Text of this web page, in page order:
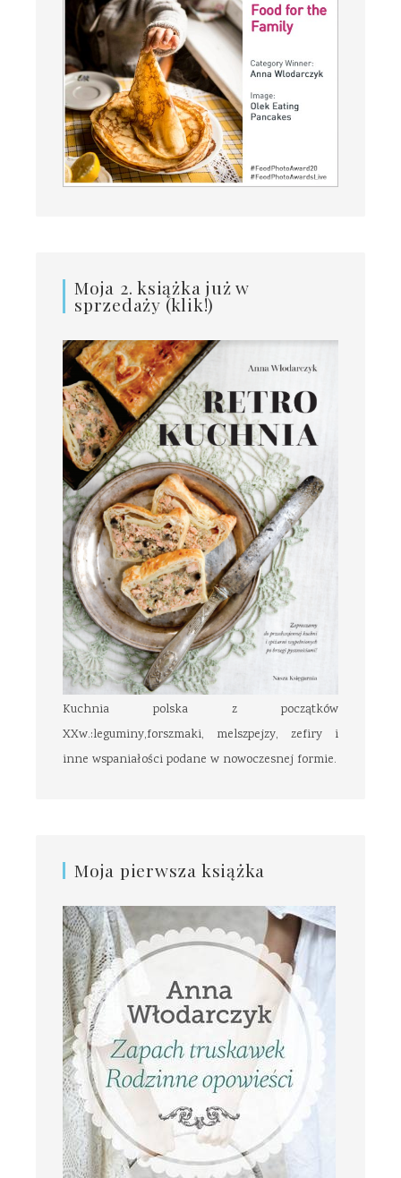
Moja 2. książka już w
sprzedaży (klik!)
Kuchnia polska z początków
XXw.:leguminy,forszmaki, melszpejzy, zefiry i
inne wspaniałości podane w nowoczesnej formie.
Moja pierwsza książka